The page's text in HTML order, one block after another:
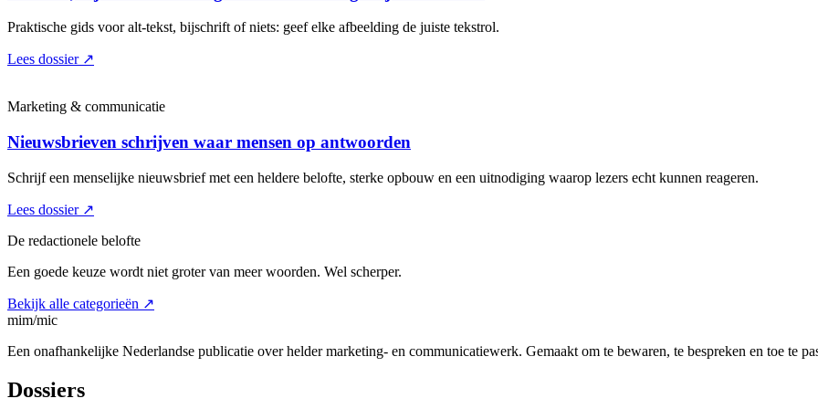
Praktische gids voor alt-tekst, bijschrift of niets: geef elke afbeelding de juiste tekstrol.
Lees dossier ↗
Marketing & communicatie
Nieuwsbrieven schrijven waar mensen op antwoorden
Schrijf een menselijke nieuwsbrief met een heldere belofte, sterke opbouw en een uitnodiging waarop lezers echt kunnen reageren.
Lees dossier ↗
De redactionele belofte
Een goede keuze wordt niet groter van meer woorden. Wel scherper.
Bekijk alle categorieën ↗
mim/mic
Een onafhankelijke Nederlandse publicatie over helder marketing- en communicatiewerk. Gemaakt om te bewaren, te bespreken en toe te
Dossiers